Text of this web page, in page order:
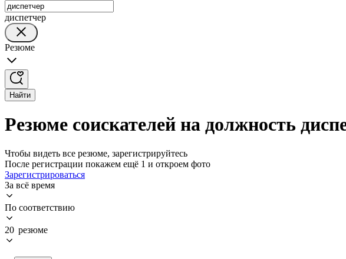
диспетчер
Резюме
Найти
Резюме соискателей на должность
Чтобы видеть все резюме, зарегистрируйтесь
После регистрации покажем ещё 1 и откроем фото
Зарегистрироваться
За всё время
По соответствию
20 резюме